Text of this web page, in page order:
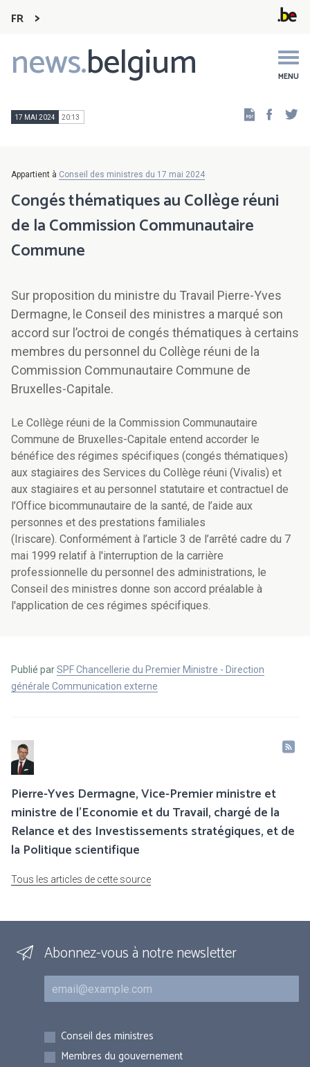
FR
news.belgium MENU
Main
navigation
17 MAI 2024 20:13
Appartient à Conseil des ministres du 17 mai 2024
Congés thématiques au Collège réuni
de la Commission Communautaire
Commune
Sur proposition du ministre du Travail Pierre-Yves
Dermagne, le Conseil des ministres a marqué son
accord sur l’octroi de congés thématiques à certains
membres du personnel du Collège réuni de la
Commission Communautaire Commune de
Bruxelles-Capitale.
Le Collège réuni de la Commission Communautaire
Commune de Bruxelles-Capitale entend accorder le
bénéfice des régimes spécifiques (congés thématiques)
aux stagiaires des Services du Collège réuni (Vivalis) et
aux stagiaires et au personnel statutaire et contractuel de
l’Office bicommunautaire de la santé, de l’aide aux
personnes et des prestations familiales
(Iriscare). Conformément à l’article 3 de l’arrêté cadre du 7
mai 1999 relatif à l'interruption de la carrière
professionnelle du personnel des administrations, le
Conseil des ministres donne son accord préalable à
l'application de ces régimes spécifiques.
Publié parSPF Chancellerie du Premier Ministre - Direction
générale Communication externe
Pierre-Yves Dermagne, Vice-Premier ministre et
ministre de l’Economie et du Travail, chargé de la
Relance et des Investissements stratégiques, et de
la Politique scientifique
Tous les articles de cette source
Abonnez-vous à notre newsletter
Courriel
Inscriptions
Conseil des ministres
Membres du gouvernement